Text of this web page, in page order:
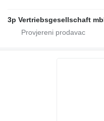
3p Vertriebsgesellschaft